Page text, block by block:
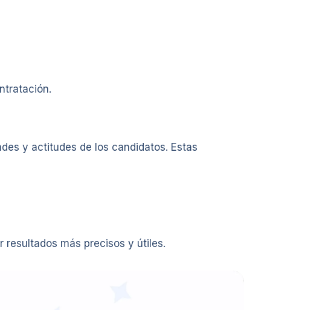
y actitudes de los candidatos. Estas
más precisos y útiles.